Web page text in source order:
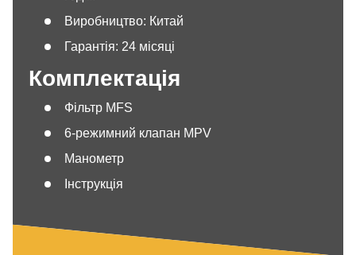
Виробництво: Китай
Гарантія: 24 місяці
Комплектація
Фільтр MFS
6-режимний клапан MPV
Манометр
Інструкція